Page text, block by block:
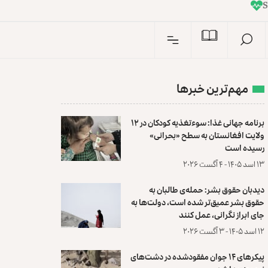
n
I
مهم‌ترین خبرها
برنامه جهانی غذا: سوءتغذیه کودکان در ۱۲
ولایت افغانستان به سطح «بحرانی»
رسیده است
۱۳ اسد ۱۴۰۵ - ۴ آگست ۲۰۲۶
دیدبان حقوق بشر: حمله‌ی طالبان به
حقوق بشر عمیق‌تر شده است، دولت‌ها به
جای ابراز نگرانی، عمل کنند
۱۲ اسد ۱۴۰۵ - ۳ آگست ۲۰۲۶
پیکرهای ۱۴ جوان مفقودشده در دشت‌های